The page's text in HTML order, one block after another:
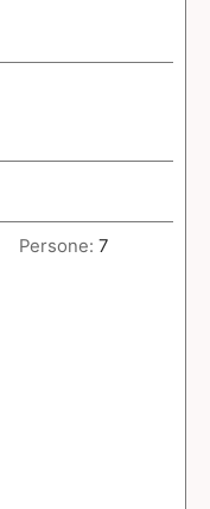
Persone: 7